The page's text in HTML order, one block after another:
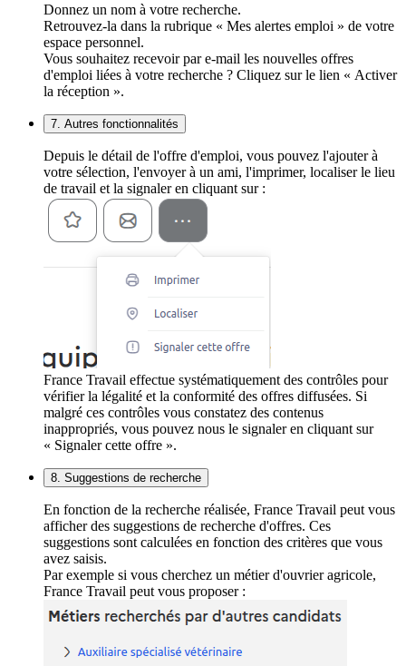
Donnez un nom à votre recherche.
Retrouvez-la dans la rubrique « Mes alertes emploi » de votre
espace personnel.
Vous souhaitez recevoir par e-mail les nouvelles offres
d'emploi liées à votre recherche ? Cliquez sur le lien « Activer
la réception ».
7. Autres fonctionnalités
Depuis le détail de l'offre d'emploi, vous pouvez l'ajouter à
votre sélection, l'envoyer à un ami, l'imprimer, localiser le lieu
de travail et la signaler en cliquant sur :
France Travail effectue systématiquement des contrôles pour
vérifier la légalité et la conformité des offres diffusées. Si
malgré ces contrôles vous constatez des contenus
inappropriés, vous pouvez nous le signaler en cliquant sur
« Signaler cette offre ».
8. Suggestions de recherche
En fonction de la recherche réalisée, France Travail peut vous
afficher des suggestions de recherche d'offres. Ces
suggestions sont calculées en fonction des critères que vous
avez saisis.
Par exemple si vous cherchez un métier d'ouvrier agricole,
France Travail peut vous proposer :